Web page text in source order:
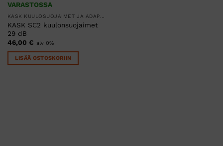
VARASTOSSA
KASK SC2 kuulonsuojaimet
29 dB
46,00 € alv 0%
LISÄÄ OSTOSKORIIN